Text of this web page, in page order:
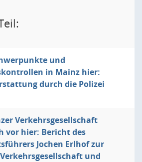
und
in Mainz hier:
durch die Polizei
Verkehrsgesellschaft
vor hier: Bericht des
Jochen Erlhof zur
und